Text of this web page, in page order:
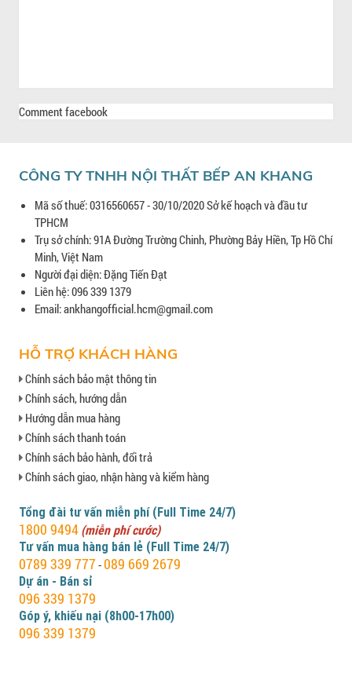
Comment facebook
CÔNG TY TNHH NỘI THẤT BẾP AN KHANG
Mã số thuế: 0316560657 - 30/10/2020 Sở kế hoạch và đầu tư
TPHCM
Trụ sở chính: 91A Đường Trường Chinh, Phường Bảy Hiền, Tp Hồ Chí
Minh, Việt Nam
Người đại diện: Đặng Tiến Đạt
Liên hệ: 096 339 1379
Email: ankhangofficial.hcm@gmail.com
HỖ TRỢ KHÁCH HÀNG
Chính sách bảo mật thông tin
Chính sách, hướng dẫn
Hướng dẫn mua hàng
Chính sách thanh toán
Chính sách bảo hành, đổi trả
Chính sách giao, nhận hàng và kiểm hàng
Tổng đài tư vấn miễn phí (Full Time 24/7)
1800 9494 (miễn phí cước)
Tư vấn mua hàng bán lẻ (Full Time 24/7)
0789 339 777 -089 669 2679
Dự án - Bán sỉ
096 339 1379
Góp ý, khiếu nại (8h00-17h00)
096 339 1379